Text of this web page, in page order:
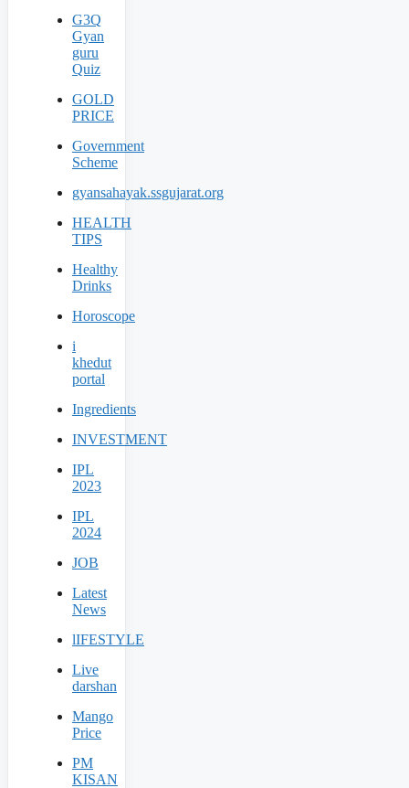
G3Q
Gyan
guru
Quiz
GOLD
PRICE
Government
Scheme
gyansahayak.ssgujarat.org
HEALTH
TIPS
Healthy
Drinks
Horoscope
i
khedut
portal
Ingredients
INVESTMENT
IPL
2023
IPL
2024
JOB
Latest
News
lIFESTYLE
Live
darshan
Mango
Price
PM
KISAN